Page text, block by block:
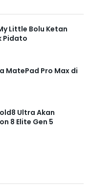
Little Bolu Ketan
Pidato
MatePad Pro Max di
Ultra Akan
8 Elite Gen 5